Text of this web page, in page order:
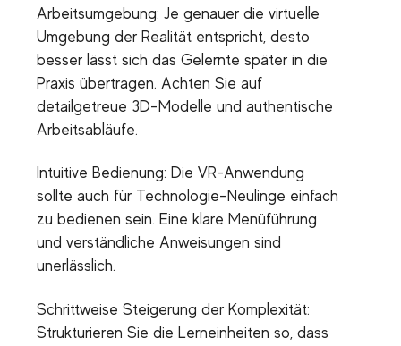
Arbeitsumgebung: Je genauer die virtuelle
Umgebung der Realität entspricht, desto
besser lässt sich das Gelernte später in die
Praxis übertragen. Achten Sie auf
detailgetreue 3D-Modelle und authentische
Arbeitsabläufe.
Intuitive Bedienung: Die VR-Anwendung
sollte auch für Technologie-Neulinge einfach
zu bedienen sein. Eine klare Menüführung
und verständliche Anweisungen sind
unerlässlich.
Schrittweise Steigerung der Komplexität:
Strukturieren Sie die Lerneinheiten so, dass